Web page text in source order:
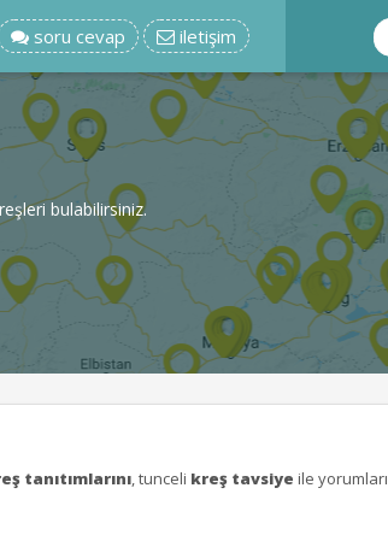
soru cevap iletişim
bulabilirsiniz.
tanıtımlarını, tunceli kreş tavsiye ile